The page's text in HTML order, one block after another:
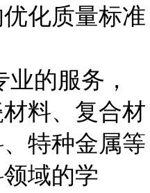
化质量标准
的服务，
料、复合材
特种金属等
域的学